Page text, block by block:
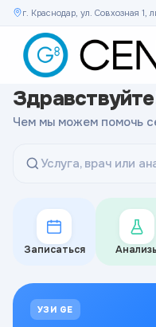
г. Краснодар, ул. Совхозная 1,
Чем мы можем помочь
Услуга, врач или
Записаться
УЗИ GE